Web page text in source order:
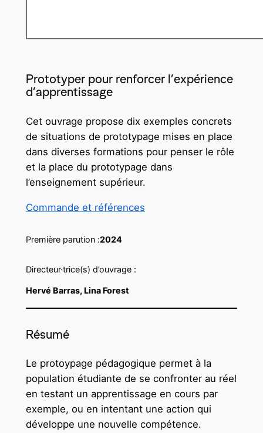
Prototyper pour renforcer l’expérience
d’apprentissage
Cet ouvrage propose dix exemples concrets
de situations de prototypage mises en place
dans diverses formations pour penser le rôle
et la place du prototypage dans
l’enseignement supérieur.
Commande et références
Première parution :2024
Directeur·trice(s) d’ouvrage :
Hervé Barras, Lina Forest
Résumé
Le protoypage pédagogique permet à la
population étudiante de se confronter au réel
en testant un apprentissage en cours par
exemple, ou en intentant une action qui
développe une nouvelle compétence.